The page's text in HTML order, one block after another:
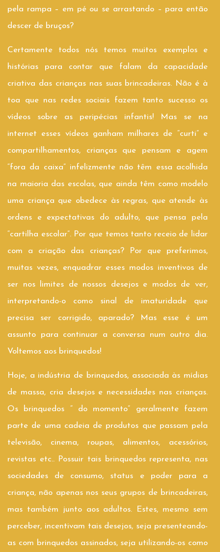
pela rampa – em pé ou se arrastando – para então
descer de bruços?
Certamente todos nós temos muitos exemplos e
histórias para contar que falam da capacidade
criativa das crianças nas suas brincadeiras. Não é à
toa que nas redes sociais fazem tanto sucesso os
vídeos sobre as peripécias infantis! Mas se na
internet esses vídeos ganham milhares de “curti” e
compartilhamentos, crianças que pensam e agem
“fora da caixa” infelizmente não têm essa acolhida
na maioria das escolas, que ainda têm como modelo
uma criança que obedece às regras, que atende às
ordens e expectativas do adulto, que pensa pela
“cartilha escolar”. Por que temos tanto receio de lidar
com a criação das crianças? Por que preferimos,
muitas vezes, enquadrar esses modos inventivos de
ser nos limites de nossos desejos e modos de ver,
interpretando-o como sinal de imaturidade que
precisa ser corrigido, aparado? Mas esse é um
assunto para continuar a conversa num outro dia.
Voltemos aos brinquedos!
Hoje, a indústria de brinquedos, associada às mídias
de massa, cria desejos e necessidades nas crianças.
Os brinquedos “ do momento” geralmente fazem
parte de uma cadeia de produtos que passam pela
televisão, cinema, roupas, alimentos, acessórios,
revistas etc.. Possuir tais brinquedos representa, nas
sociedades de consumo, status e poder para a
criança, não apenas nos seus grupos de brincadeiras,
mas também junto aos adultos. Estes, mesmo sem
perceber, incentivam tais desejos, seja presenteando-
as com brinquedos assinados, seja utilizando-os como